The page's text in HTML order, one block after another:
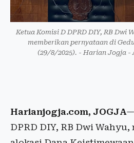
Ketua Komisi D DPRD DIY, RB Dwi
memberikan pernyataan di
(29/8/2025). - Harian Jogja -
Harianjogja.com, JOGJA
DPRD DIY, RB Dwi